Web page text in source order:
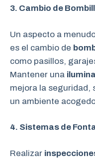
3. Cambio de
Un aspecto a
es el cambio de
como pasillos,
Mantener una
mejora la seguridad,
un ambiente
4. Sistemas de
Realizar